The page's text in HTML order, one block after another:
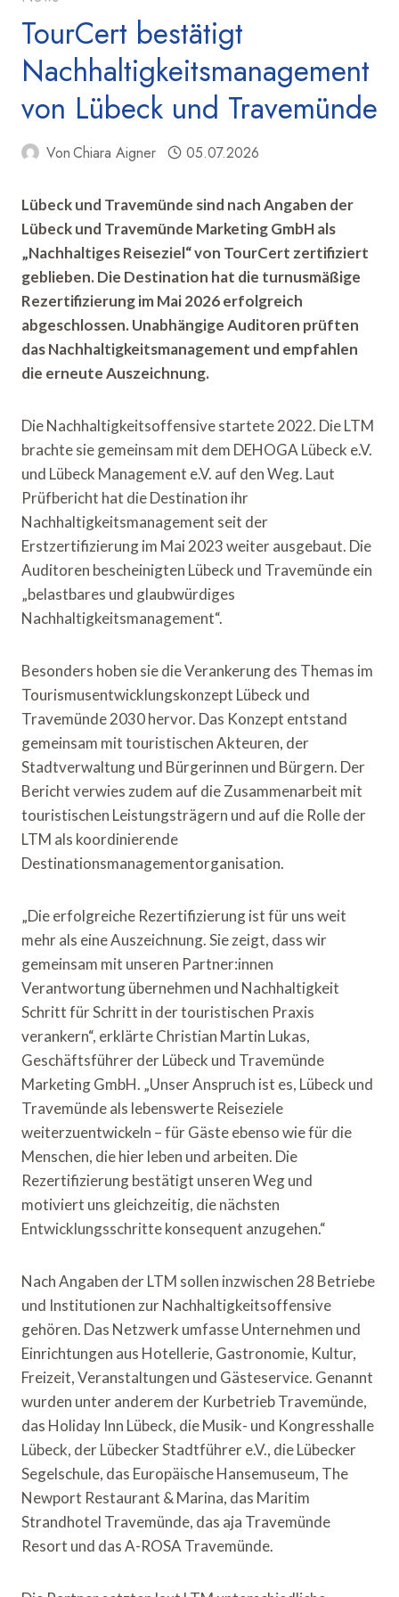
TourCert bestätigt
Nachhaltigkeitsmanagement
von Lübeck und Travemünde
VonChiara Aigner 05.07.2026
Lübeck und Travemünde sind nach Angaben der
Lübeck und Travemünde Marketing GmbH als
„Nachhaltiges Reiseziel“ von TourCert zertifiziert
geblieben. Die Destination hat die turnusmäßige
Rezertifizierung im Mai 2026 erfolgreich
abgeschlossen. Unabhängige Auditoren prüften
das Nachhaltigkeitsmanagement und empfahlen
die erneute Auszeichnung.
Die Nachhaltigkeitsoffensive startete 2022. Die LTM
brachte sie gemeinsam mit dem DEHOGA Lübeck e.V.
und Lübeck Management e.V. auf den Weg. Laut
Prüfbericht hat die Destination ihr
Nachhaltigkeitsmanagement seit der
Erstzertifizierung im Mai 2023 weiter ausgebaut. Die
Auditoren bescheinigten Lübeck und Travemünde ein
„belastbares und glaubwürdiges
Nachhaltigkeitsmanagement“.
Besonders hoben sie die Verankerung des Themas im
Tourismusentwicklungskonzept Lübeck und
Travemünde 2030 hervor. Das Konzept entstand
gemeinsam mit touristischen Akteuren, der
Stadtverwaltung und Bürgerinnen und Bürgern. Der
Bericht verwies zudem auf die Zusammenarbeit mit
touristischen Leistungsträgern und auf die Rolle der
LTM als koordinierende
Destinationsmanagementorganisation.
„Die erfolgreiche Rezertifizierung ist für uns weit
mehr als eine Auszeichnung. Sie zeigt, dass wir
gemeinsam mit unseren Partner:innen
Verantwortung übernehmen und Nachhaltigkeit
Schritt für Schritt in der touristischen Praxis
verankern“, erklärte Christian Martin Lukas,
Geschäftsführer der Lübeck und Travemünde
Marketing GmbH. „Unser Anspruch ist es, Lübeck und
Travemünde als lebenswerte Reiseziele
weiterzuentwickeln – für Gäste ebenso wie für die
Menschen, die hier leben und arbeiten. Die
Rezertifizierung bestätigt unseren Weg und
motiviert uns gleichzeitig, die nächsten
Entwicklungsschritte konsequent anzugehen.“
Nach Angaben der LTM sollen inzwischen 28 Betriebe
und Institutionen zur Nachhaltigkeitsoffensive
gehören. Das Netzwerk umfasse Unternehmen und
Einrichtungen aus Hotellerie, Gastronomie, Kultur,
Freizeit, Veranstaltungen und Gästeservice. Genannt
wurden unter anderem der Kurbetrieb Travemünde,
das Holiday Inn Lübeck, die Musik- und Kongresshalle
Lübeck, der Lübecker Stadtführer e.V., die Lübecker
Segelschule, das Europäische Hansemuseum, The
Newport Restaurant & Marina, das Maritim
Strandhotel Travemünde, das aja Travemünde
Resort und das A-ROSA Travemünde.